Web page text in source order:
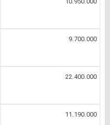
9.700.000
22.400.000
11.190.000